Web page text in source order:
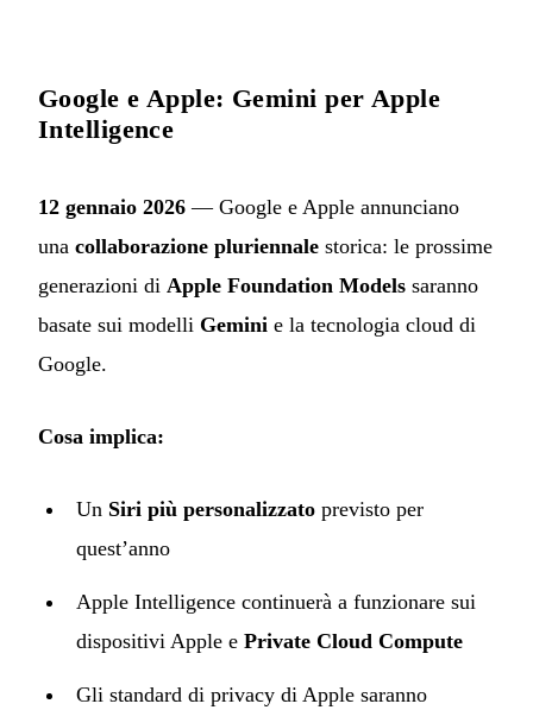
Google e Apple: Gemini per Apple
Intelligence
12 gennaio 2026 — Google e Apple annunciano
una collaborazione pluriennale storica: le prossime
generazioni di Apple Foundation Models saranno
basate sui modelli Gemini e la tecnologia cloud di
Google.
Cosa implica:
Un Siri più personalizzato previsto per
quest’anno
Apple Intelligence continuerà a funzionare sui
dispositivi Apple e Private Cloud Compute
Gli standard di privacy di Apple saranno